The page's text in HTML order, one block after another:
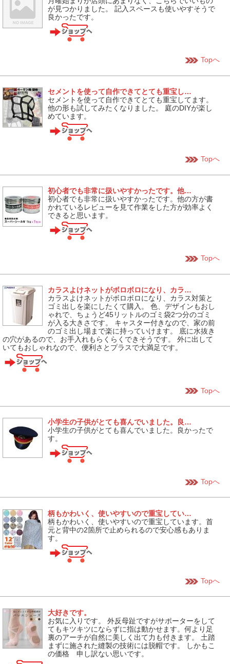
が見つかりました。 記入スペースも使いやすそうで
良かったです。
Topへ
セメントを使って自作できてとても重宝し…
セメントを使って自作できてとても重宝してます。
他の形も試してみたくなりました。 庭のDIYが楽し
めています。
Topへ
初心者でも非常に扱いやすかったです。他…
初心者でも非常に扱いやすかったです。他の方が書
かれているレビューを見て作業をした方が効率よく
できると思います。
Topへ
カラスよけネットがボロボロになり、カラ…
カラスよけネットがボロボロになり、カラス対策と
ゴミ出しを楽にしたくて購入。 色、デザインもおし
ゃれで、ちょうど45リットルのゴミ袋2つ分のゴミ
が入る大きさです。 キャスター付きなので、家の前
のゴミ出し場まで楽に持っていけます。 底に水抜き
の穴があるので、お手入れもらくらくできそうです。 外に出して
いてもおしゃれなので、便利さとプラスで大満足です。
Topへ
小学生の子供がとても喜んでいました。良…
小学生の子供がとても喜んでいました。良かったで
す。
Topへ
柄もかわいく、使いやすいので重宝してい…
柄もかわいく、使いやすいので重宝しています。首
元と背中の2箇所で止められるので安心感もありま
す。
Topへ
大好きです。
お気に入りです。 外反母趾ですがサポーターをして
てもキツキツにならずに指は動かせます。何より足
裏のアーチが自然に美しく出て力も付きます。 土踏
まずに施された縫製の技術には脱帽です。 しかもこ
の価格 申し訳ない思いです。